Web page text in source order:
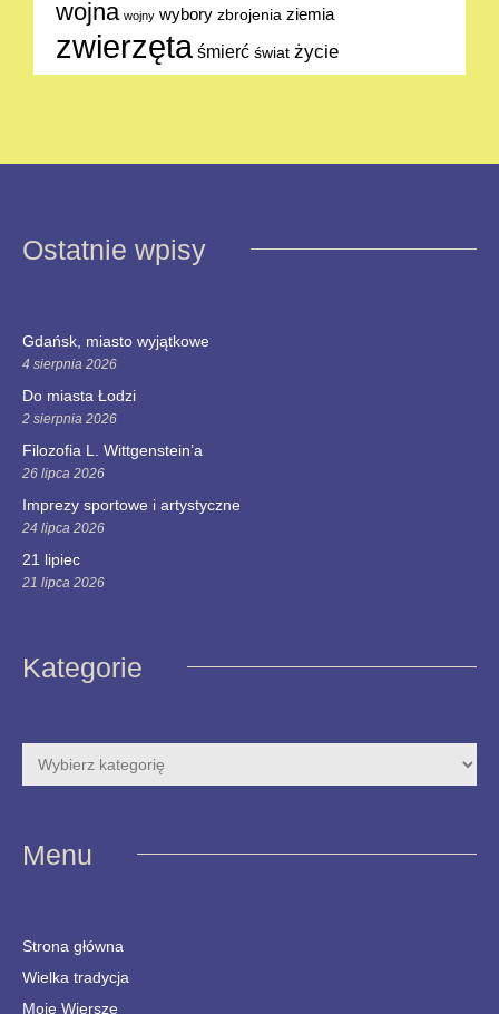
wojna wojny wybory zbrojenia ziemia
zwierzęta śmierć świat życie
Ostatnie wpisy
Gdańsk, miasto wyjątkowe
4 sierpnia 2026
Do miasta Łodzi
2 sierpnia 2026
Filozofia L. Wittgenstein’a
26 lipca 2026
Imprezy sportowe i artystyczne
24 lipca 2026
21 lipiec
21 lipca 2026
Kategorie
Menu
Strona główna
Wielka tradycja
Moje Wiersze